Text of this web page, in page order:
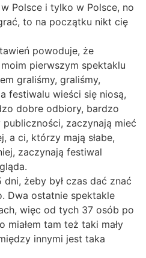
Polsce i tylko w Polsce, no
to na początku nikt cię
powoduje, że
pierwszym spektaklu
graliśmy, graliśmy,
festiwalu wieści się niosą,
dobre odbiory, bardzo
zaczynają mieć
a ci, którzy mają słabe,
zaczynają festiwal
żeby był czas dać znać
Dwa ostatnie spektakle
więc od tych 37 osób po
miałem tam też taki mały
innymi jest taka